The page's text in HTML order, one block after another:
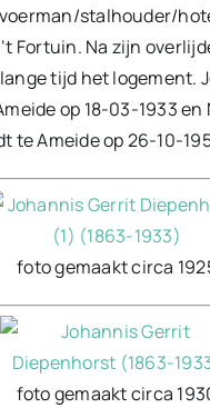
stalhouder/
Fortuin. Na zijn
tijd het logement.
op 18-03-1933 en
te Ameide op 26-10-
foto gemaakt circa
foto gemaakt circa